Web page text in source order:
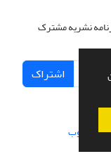
نشریه مشترک
اشتراک
از سیناوب